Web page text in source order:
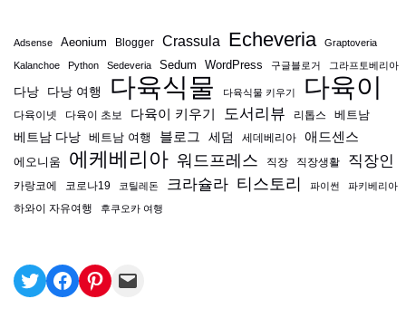
Adsense Aeonium Blogger Crassula Echeveria Graptoveria
Kalanchoe Python Sedeveria Sedum WordPress 구글블로거 그라프토베리아
다낭 다낭 여행 다육식물 다육식물 키우기 다육이
다육이넷 다육이 초보 다육이 키우기 도서리뷰 리톱스
베트남
베트남 다낭 베트남 여행 블로그 세덤 세데베리아 애드센스
에오니움 에케베리아 워드프레스 직장 직장생활 직장인
카랑코에 코로나19 코틸레돈 크라슐라 티스토리 파이썬 파키베리아
하와이 자유여행 후쿠오카 여행